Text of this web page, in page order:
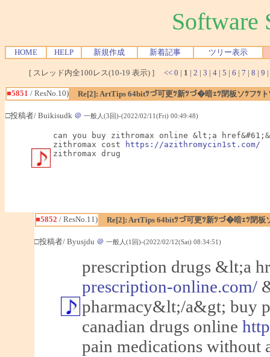
Software
HOME HELP 新規作成 新着記事 ツリー表示
[ スレッド内全100レス(10-19 表示) ] << 0 | 1 | 2 | 3 | 4 | 5 | 6 | 7 | 8 | 9 |
■5851 / ResNo.10) Re[2]: ArtTips 64bitﾂづ可更ﾂ新ﾂづ�暗ｪﾂ閉板ソﾂフﾂ
□投稿者/ Buikisudk ＠ 一般人(3回)-(2022/02/11(Fri) 00:49:48)
can you buy zithromax online &lt;a
zithromax cost
https://azithromycin1st.com/
zithromax drug
■5852 / ResNo.11) Re[2]: ArtTips 64bitﾂづ可更ﾂ新ﾂづ�暗ｪﾂ閉
□投稿者/ Byusjdu ＠ 一般人(1回)-(2022/02/12(Sat) 08:34:51)
prescription drugs &lt;a
prescription-online.com/
pharmacy&lt;/a&gt; buy
canadian drugs online
pain medications without